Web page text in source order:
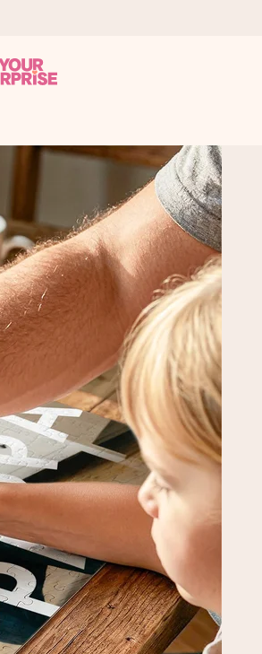
när det betyder som mest.
verkligen berör hennes hjärta. Inget